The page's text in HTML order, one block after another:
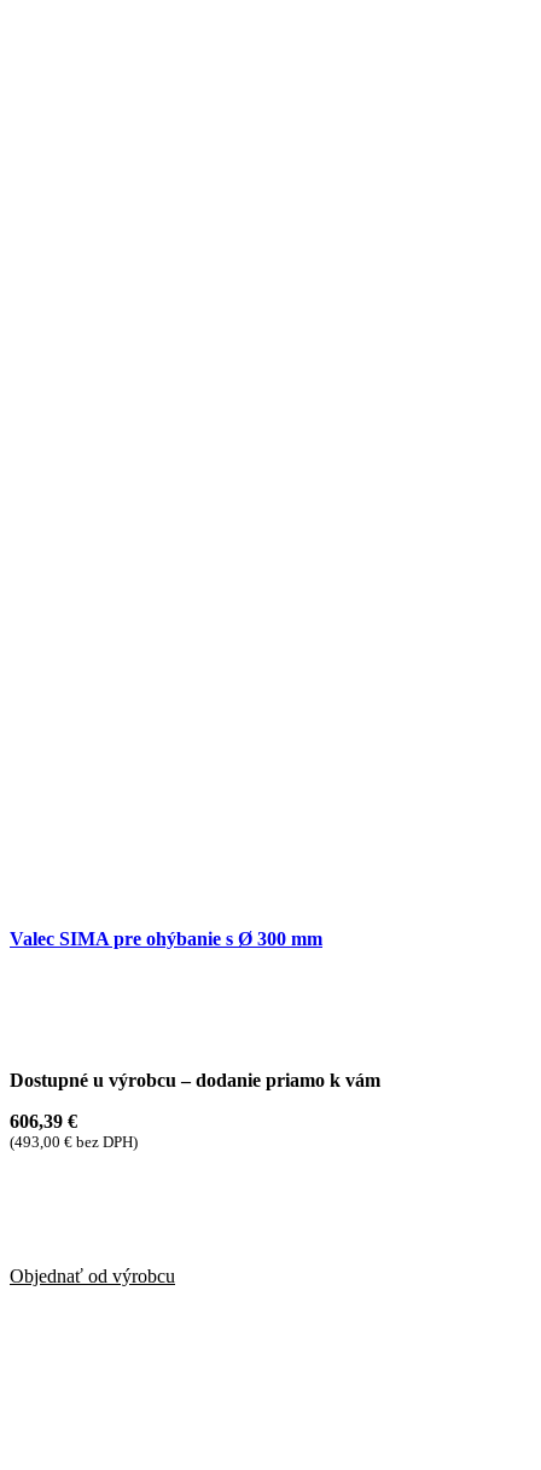
Valec SIMA pre ohýbanie s Ø 300 mm
Dostupné u výrobcu – dodanie priamo k vám
606,39 €
(493,00 € bez DPH)
Objednať od výrobcu